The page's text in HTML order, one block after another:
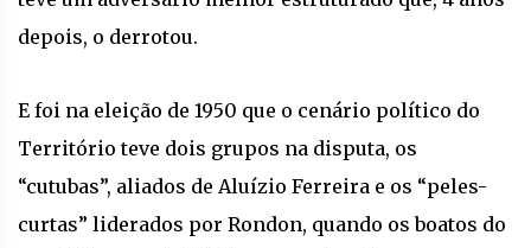
depois, o derrotou.
E foi na eleição de 1950 que o cenário político do
Território teve dois grupos na disputa, os
“cutubas”, aliados de Aluízio Ferreira e os “peles-
curtas” liderados por Rondon, quando os boatos do